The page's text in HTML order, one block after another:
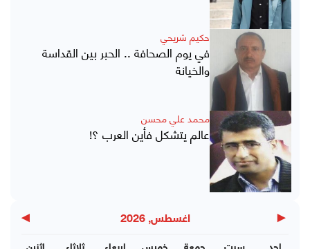
حكيم شريحي
في يوم الصحافة .. الحبر بين القداسة
والخيانة
محمد علي محسن
عالم يتشكل فأين العرب ؟!
◀ اغسطس, 2026 ▶